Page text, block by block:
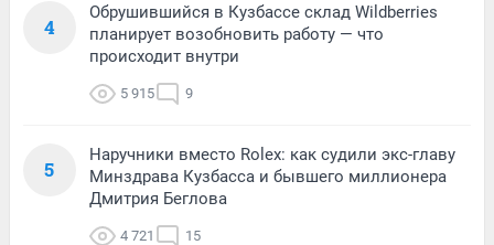
4
Обрушившийся в Кузбассе склад Wildberries
планирует возобновить работу — что
происходит внутри
5 915 9
5
Наручники вместо Rolex: как судили экс-главу
Минздрава Кузбасса и бывшего миллионера
Дмитрия Беглова
4 721 15